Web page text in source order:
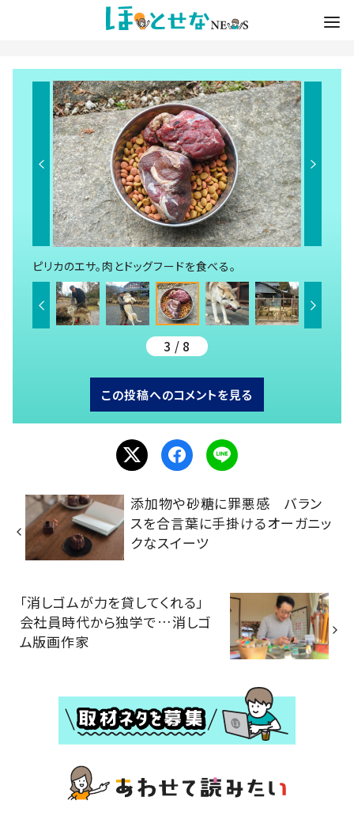
ピリカのエサ。肉とドッグフードを食べる。
3 / 8
この投稿へのコメントを見る
添加物や砂糖に罪悪感 バラン
スを合言葉に手掛けるオーガニッ
クなスイーツ
「消しゴムが力を貸してくれる」
会社員時代から独学で…消しゴ
ム版画作家